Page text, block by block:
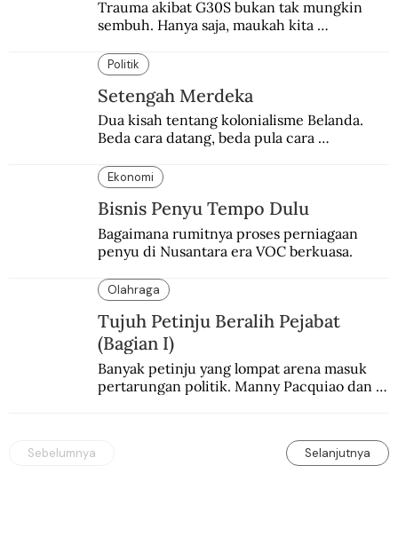
Trauma akibat G30S bukan tak mungkin
sembuh. Hanya saja, maukah kita
Politik
Setengah Merdeka
Dua kisah tentang kolonialisme Belanda.
Beda cara datang, beda pula cara
Ekonomi
Bisnis Penyu Tempo Dulu
Bagaimana rumitnya proses perniagaan
penyu di Nusantara era VOC berkuasa.
Olahraga
Tujuh Petinju Beralih Pejabat
(Bagian I)
Banyak petinju yang lompat arena masuk
pertarungan politik. Manny Pacquiao dan
Sebelumnya Selanjutnya